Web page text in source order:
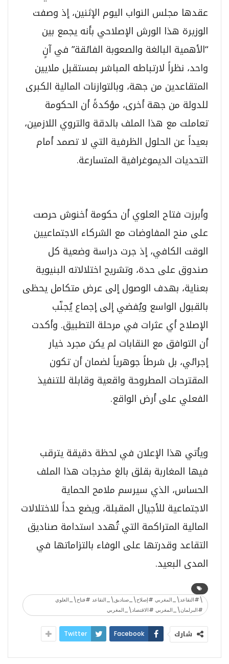
عقدها مجلس النواب اليوم الإثنين، إذ وصفت
الوزيرة هذا الورش الإصلاحي بأنه يجمع بين
“الأهمية البالغة والصعوبة الفائقة” في آنٍ
واحد، نظراً لارتباطه المباشر بمستقبل ملايين
المتقاعدين من جهة، وبالتوازنات المالية الكبرى
للدولة من جهة أخرى، مؤكدةً أن الحكومة
تعاملت مع هذا الملف بالدقة والتروي اللازمين،
بعيداً عن الحلول الظرفية التي لا تصمد أمام
التحديات الديموغرافية المتسارعة.
وأبرزت فتاح العلوي أن حكومة أخنوش حرصت
على منح المفاوضات مع الشركاء الاجتماعيين
الوقت الكافي، إذ جرت دراسة وضعية كل
صندوق على حدة، وتشريح اختلالاته البنيوية
بعناية، بهدف الوصول إلى عرض متكامل يحظى
بالقبول الواسع ويُفضي إلى إجماع يُجنّب
الإصلاح أي عثرات في مرحلة التطبيق. وأكدت
أن التوافق مع النقابات لم يكن مجرد خيار
إجرائي، بل شرطاً جوهرياً لضمان أن تكون
المقترحات المطروحة واقعية وقابلة للتنفيذ
الفعلي على أرض الواقع.
ويأتي هذا الإعلان في لحظة دقيقة يترقب
فيها المغاربة بقلق بالغ مخرجات هذا الملف
الحساس، الذي سيرسم ملامح الحماية
الاجتماعية للأجيال المقبلة، ويضع حداً للاختلالات
المالية المتراكمة التي تُهدد استدامة صناديق
التقاعد وقدرتها على الوفاء بالتزاماتها في
المدى البعيد.
\#التقاعد\_المغربي #إصلاح\_صناديق\_التقاعد #فتاح\_العلوي
#البرلمان\_المغربي #الاقتصاد\_المغربي
شارك Facebook
Twitter